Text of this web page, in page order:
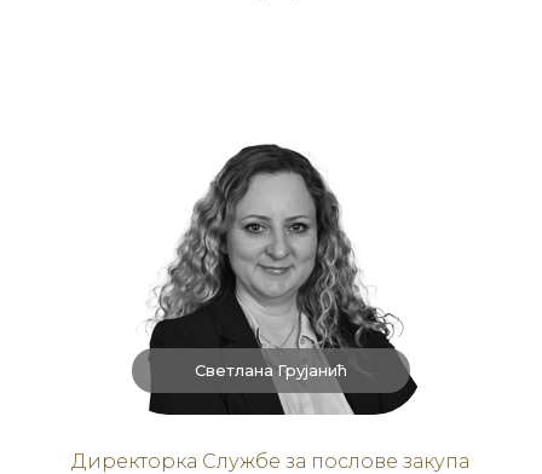
Светлана Грујанић
Директорка Службе за послове закупа